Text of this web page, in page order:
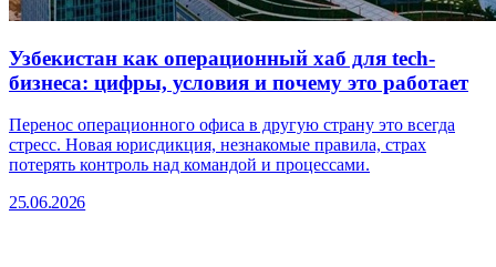
Узбекистан как операционный хаб для tech-
бизнеса: цифры, условия и почему это работает
Перенос операционного офиса в другую страну это всегда
стресс. Новая юрисдикция, незнакомые правила, страх
потерять контроль над командой и процессами.
25.06.2026